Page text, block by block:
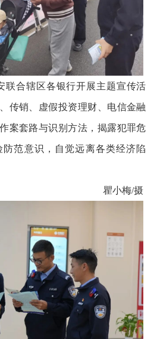
联合辖区各银行开展主题宣传活
传销、虚假投资理财、电信金融
案套路与识别方法，揭露犯罪危
范意识，自觉远离各类经济陷
瞿小梅/摄